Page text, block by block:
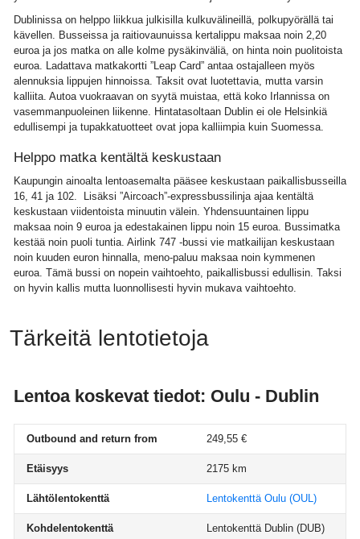
Dublinissa on helppo liikkua julkisilla kulkuvälineillä, polkupyörällä tai
kävellen. Busseissa ja raitiovaunuissa kertalippu maksaa noin 2,20
euroa ja jos matka on alle kolme pysäkinväliä, on hinta noin puolitoista
euroa. Ladattava matkakortti ”Leap Card” antaa ostajalleen myös
alennuksia lippujen hinnoissa. Taksit ovat luotettavia, mutta varsin
kalliita. Autoa vuokraavan on syytä muistaa, että koko Irlannissa on
vasemmanpuoleinen liikenne. Hintatasoltaan Dublin ei ole Helsinkiä
edullisempi ja tupakkatuotteet ovat jopa kalliimpia kuin Suomessa.
Helppo matka kentältä keskustaan
Kaupungin ainoalta lentoasemalta pääsee keskustaan paikallisbusseilla
16, 41 ja 102. Lisäksi ”Aircoach”-expressbussilinja ajaa kentältä
keskustaan viidentoista minuutin välein. Yhdensuuntainen lippu
maksaa noin 9 euroa ja edestakainen lippu noin 15 euroa. Bussimatka
kestää noin puoli tuntia. Airlink 747 -bussi vie matkailijan keskustaan
noin kuuden euron hinnalla, meno-paluu maksaa noin kymmenen
euroa. Tämä bussi on nopein vaihtoehto, paikallisbussi edullisin. Taksi
on hyvin kallis mutta luonnollisesti hyvin mukava vaihtoehto.
Tärkeitä lentotietoja
Lentoa koskevat tiedot: Oulu - Dublin
Outbound and return from 249,55 €
Etäisyys 2175 km
Lähtölentokenttä Lentokenttä Oulu (OUL)
Kohdelentokenttä Lentokenttä Dublin (DUB)